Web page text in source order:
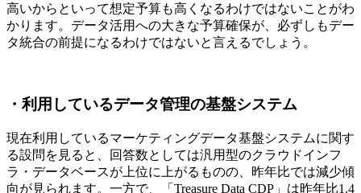
高いからといって想定予算も高くなるわけではないことがわ
かります。データ活用への大きな予算確保が、必ずしもデー
タ統合の前提になるわけではないと言えるでしょう。
・利用しているデータ管理の基盤システム
現在利用しているマーケティングデータ基盤システムに関す
る設問を見ると、回答数としては汎用型のクラウドインフ
ラ・データベースが上位に上がるものの、昨年比では減少傾
向が見られます。一方で、「Treasure Data CDP」は昨年比1.4